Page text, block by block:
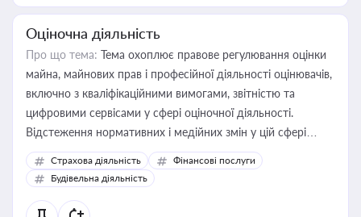
Оціночна діяльність
Про що тема: Тема охоплює правове регулювання оцінки
майна, майнових прав і професійної діяльності оцінювачів,
включно з кваліфікаційними вимогами, звітністю та
цифровими сервісами у сфері оціночної діяльності.
Відстеження нормативних і медійних змін у цій сфері
корисне для власника бізнесу, керівника, юриста або
бухгалтера під час оподаткування, приватизації, оренди
державного майна, корпоративних угод і перевірки
статусу суб'єктів оціночної діяльності
Страхова діяльність
Фінансові послуги
Будівельна діяльність